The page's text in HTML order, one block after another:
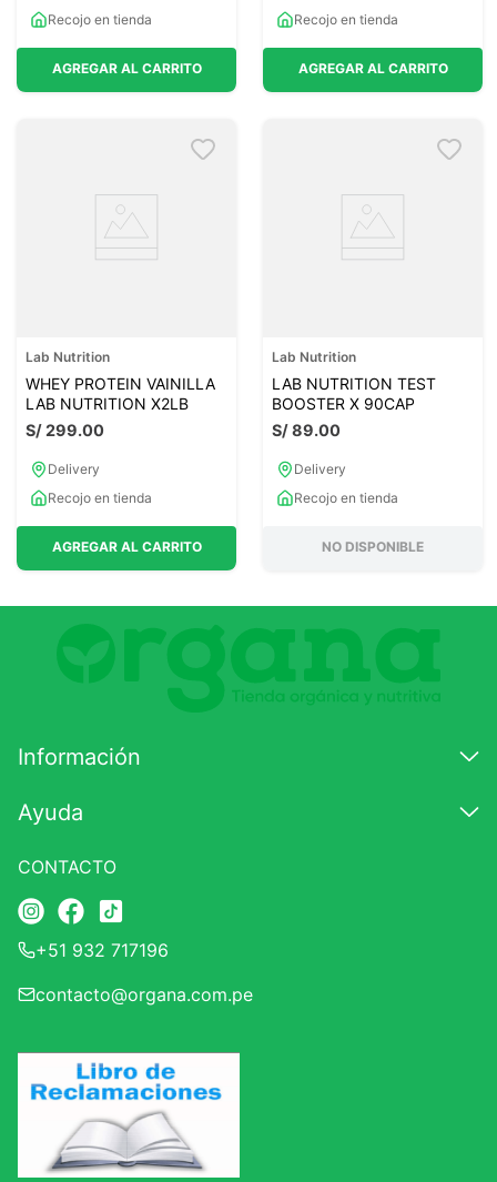
Recojo en tienda
AGREGAR AL CARRITO
Recojo en tienda
AGREGAR AL CARRITO
Lab Nutrition
WHEY PROTEIN VAINILLA
LAB NUTRITION X2LB
S/299.00
Delivery
Recojo en tienda
AGREGAR AL CARRITO
Lab Nutrition
LAB NUTRITION TEST
BOOSTER X 90CAP
S/89.00
Delivery
Recojo en tienda
NO DISPONIBLE
Información
Ayuda
CONTACTO
+51 932 717196
contacto@organa.com.pe